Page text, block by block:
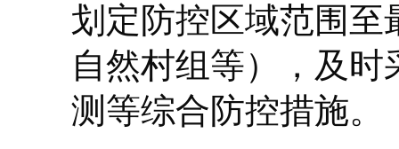
划定防控区域范围
自然村组等），及
测等综合防控措施。